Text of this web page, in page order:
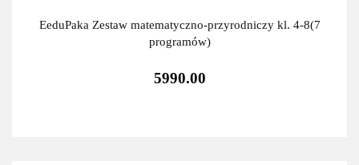
EeduPaka Zestaw matematyczno-przyrodniczy kl. 4-8(7
programów)
5990.00